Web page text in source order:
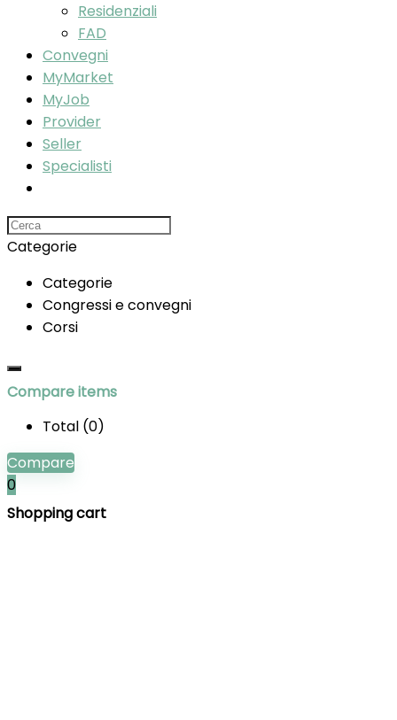
Residenziali
FAD
Convegni
MyMarket
MyJob
Provider
Seller
Specialisti
Search
for:
Categorie
Categorie
Congressi e convegni
Corsi
Compare items
Total (0)
Compare
0
Shopping cart